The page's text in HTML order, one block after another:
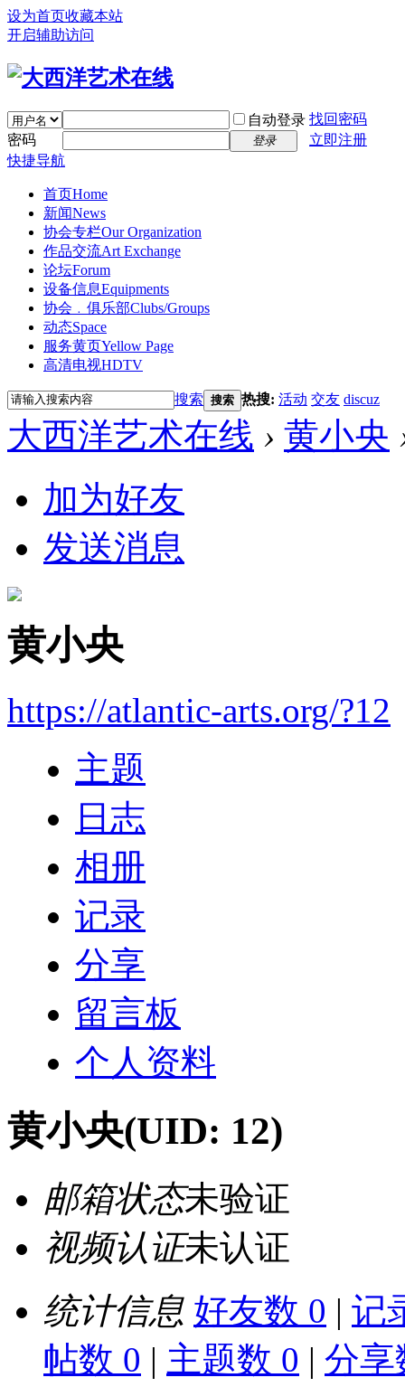
设为首页收藏本站
开启辅助访问
自动登录 找回密码
密码
登录
立即注册
快捷导航
首页Home
新闻News
协会专栏Our Organization
作品交流Art Exchange
论坛Forum
设备信息Equipments
协会﹒俱乐部Clubs/Groups
动态Space
服务黄页Yellow Page
高清电视HDTV
搜索 搜索 热搜: 活动 交友 discuz
大西洋艺术在线 › 黄小央
加为好友
发送消息
黄小央
https://atlantic-arts.org/?12
主题
日志
相册
记录
分享
留言板
个人资料
黄小央(UID: 12)
邮箱状态未验证
视频认证未认证
统计信息 好友数 0 | 记
帖数 0 | 主题数 0 | 分享